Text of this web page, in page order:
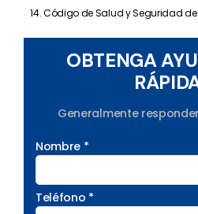
Código de Salud y Seguridad de
OBTENGA
Generalmente
Nombre *
Teléfono *